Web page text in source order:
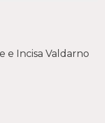
e Incisa Valdarno